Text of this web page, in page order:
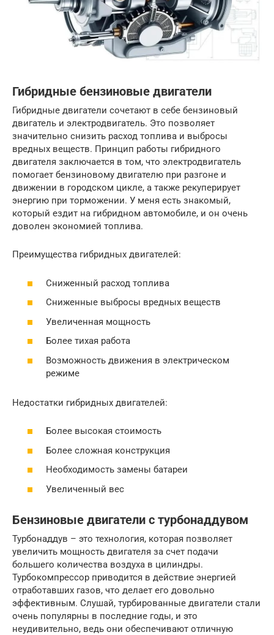
Гибридные бензиновые двигатели
Гибридные двигатели сочетают в себе бензиновый
двигатель и электродвигатель. Это позволяет
значительно снизить расход топлива и выбросы
вредных веществ. Принцип работы гибридного
двигателя заключается в том, что электродвигатель
помогает бензиновому двигателю при разгоне и
движении в городском цикле, а также рекуперирует
энергию при торможении. У меня есть знакомый,
который ездит на гибридном автомобиле, и он очень
доволен экономией топлива.
Преимущества гибридных двигателей:
Сниженный расход топлива
Сниженные выбросы вредных веществ
Увеличенная мощность
Более тихая работа
Возможность движения в электрическом
режиме
Недостатки гибридных двигателей:
Более высокая стоимость
Более сложная конструкция
Необходимость замены батареи
Увеличенный вес
Бензиновые двигатели с турбонаддувом
Турбонаддув – это технология, которая позволяет
увеличить мощность двигателя за счет подачи
большего количества воздуха в цилиндры.
Турбокомпрессор приводится в действие энергией
отработавших газов, что делает его довольно
эффективным. Слушай, турбированные двигатели стали
очень популярны в последние годы, и это
неудивительно, ведь они обеспечивают отличную